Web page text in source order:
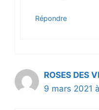
Répondre
ROSES DES
9 mars 2021